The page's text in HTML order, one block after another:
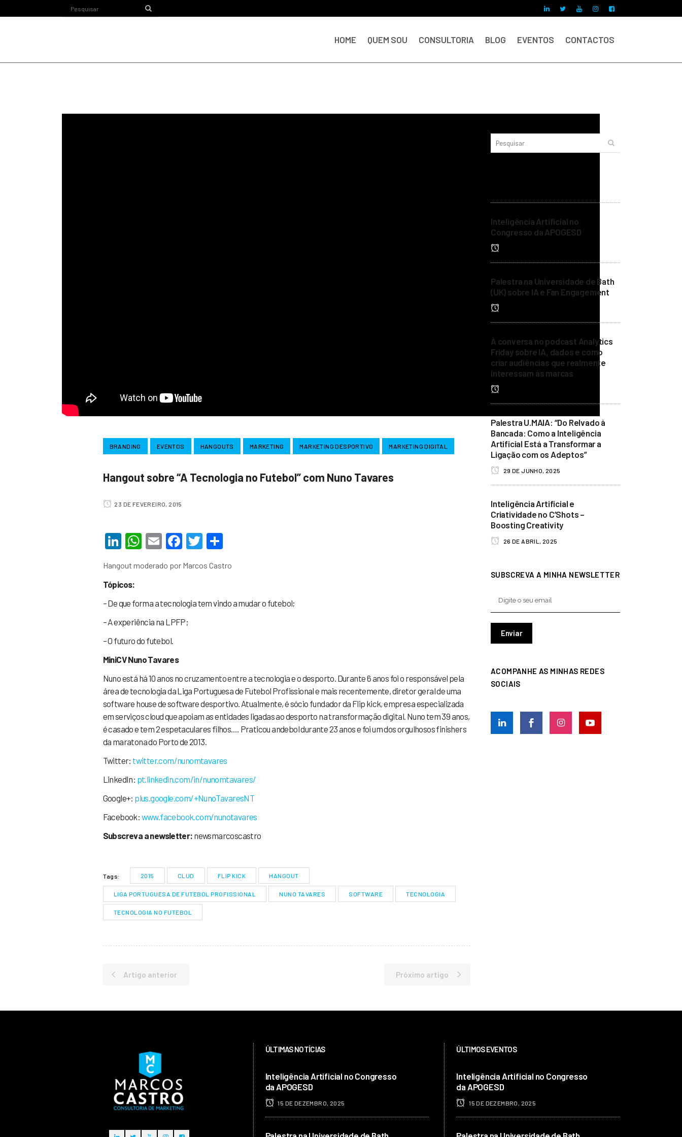
HOME QUEM SOU CONSULTORIA BLOG EVENTOS CONTACTOS
BRANDING EVENTOS HANGOUTS MARKETING MARKETING DESPORTIVO MARKETING DIGITAL
Hangout sobre “A Tecnologia no Futebol” com Nuno Tavares
23 DE FEVEREIRO, 2015
LinkedIn
WhatsApp
EmailFacebook
Twitter
Hangout moderado por Marcos Castro
Tópicos:
– De que forma a tecnologia tem vindo a mudar o futebol;
– A experiência na LPFP;
– O futuro do futebol.
MiniCV Nuno Tavares
Nuno está há 10 anos no cruzamento entre a tecnologia e o desporto. Durante 6 anos foi o responsável pela
área de tecnologia da Liga Portuguesa de Futebol Profissional e mais recentemente, diretor geral de uma
software house de software desportivo. Atualmente, é sócio fundador da Flip kick, empresa especializada
em serviços cloud que apoiam as entidades ligadas ao desporto na transformação digital. Nuno tem 39 anos,
é casado e tem 2 espetaculares filhos.… Praticou andebol durante 23 anos e foi um dos orgulhosos finishers
da maratona do Porto de 2013.
Twitter: twitter.com/nunomtavares
LinkedIn: pt.linkedin.com/in/nunomtavares/
Google+: plus.google.com/+NunoTavaresNT
Facebook: www.facebook.com/nunotavares
Subscreva a newsletter: newsmarcoscastro
Tags: 2015 CLUD FLIP KICK HANGOUT
LIGA PORTUGUESA DE FUTEBOL PROFISSIONAL NUNO TAVARES SOFTWARE TECNOLOGIA
TECNOLOGIA NO FUTEBOL
Artigo anterior Próximo artigo
Inteligência Artificial no
Congresso da APOGESD
Palestra na Universidade de Bath
(UK) sobre IA e Fan Engagement
À conversa no podcast Analytics
Friday sobre IA, dados e como
criar audiências que realmente
interessam às marcas
Palestra U.MAIA: “Do Relvado à
Bancada: Como a Inteligência
Artificial Está a Transformar a
Ligação com os Adeptos”
29 DE JUNHO, 2025
Inteligência Artificial e
Criatividade no C’Shots –
Boosting Creativity
26 DE ABRIL, 2025
SUBSCREVA A MINHA NEWSLETTER
ACOMPANHE AS MINHAS REDES
SOCIAIS
ÚLTIMAS NOTÍCIAS
Inteligência Artificial no Congresso
da APOGESD
15 DE DEZEMBRO, 2025
ÚLTIMOS EVENTOS
Inteligência Artificial no Congresso
da APOGESD
15 DE DEZEMBRO, 2025